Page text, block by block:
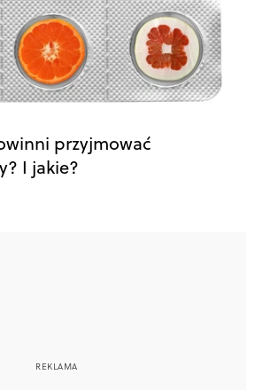
przyjmować
I jakie?